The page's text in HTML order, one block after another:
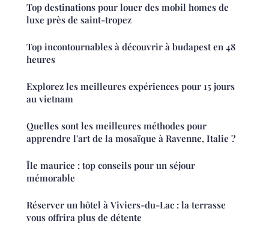
Top destinations pour louer des mobil homes de
luxe près de saint-tropez
Top incontournables à découvrir à budapest en 48
heures
Explorez les meilleures expériences pour 15 jours
au vietnam
Quelles sont les meilleures méthodes pour
apprendre l'art de la mosaïque à Ravenne, Italie ?
Île maurice : top conseils pour un séjour
mémorable
Réserver un hôtel à Viviers-du-Lac : la terrasse
vous offrira plus de détente